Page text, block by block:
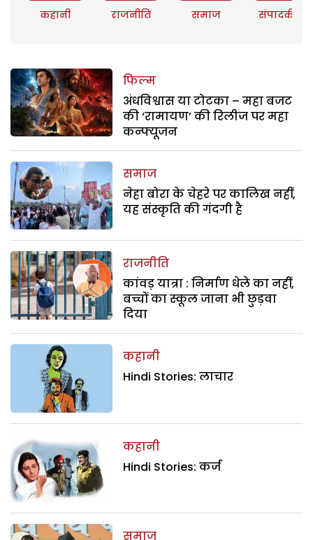
कहानी राजनीति समाज संपादकीय
फिल्म
अंधविश्वास या टोटका – महा बजट
की ‘रामायण’ की रिलीज पर महा
कन्फ्यूजन
समाज
नेहा बोरा के चेहरे पर कालिख नहीं,
यह संस्कृति की गंदगी है
राजनीति
कांवड़ यात्रा : निर्माण धेले का नहीं,
बच्चों का स्कूल जाना भी छुड़वा
दिया
कहानी
Hindi Stories: लाचार
कहानी
Hindi Stories: कर्ज
समाज